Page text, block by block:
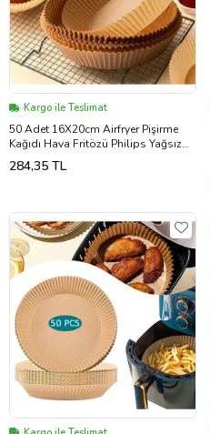
Kargo ile Teslimat
50 Adet 16X20cm Airfryer Pişirme
Kağıdı Hava Fritözü Philips Yağsız
Kağıt
284,35 TL